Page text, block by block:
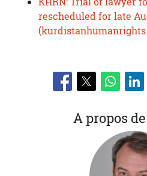
rescheduled for late
A propos